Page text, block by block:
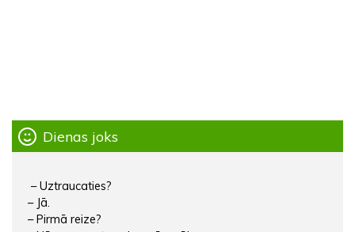
Dienas joks
– Uztraucaties?
– Jā.
– Pirmā reize?